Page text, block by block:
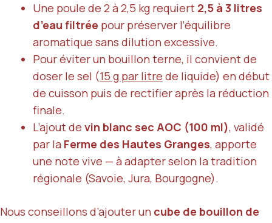
Une poule de 2 à 2,5 kg requiert 2,5 à 3 litres
d’eau filtrée pour préserver l’équilibre
aromatique sans dilution excessive.
Pour éviter un bouillon terne, il convient de
doser le sel (15 g par litre de liquide) en début
de cuisson puis de rectifier après la réduction
finale.
L’ajout de vin blanc sec AOC (100 ml), validé
par la Ferme des Hautes Granges, apporte
une note vive — à adapter selon la tradition
régionale (Savoie, Jura, Bourgogne).
Nous conseillons d’ajouter un cube de bouillon de